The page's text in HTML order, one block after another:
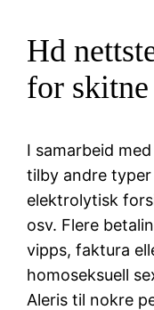
Hd
for
I samarbeid
tilby andre
elektrolytisk
osv. Flere
vipps, faktura
homoseksuell
Aleris til nokre